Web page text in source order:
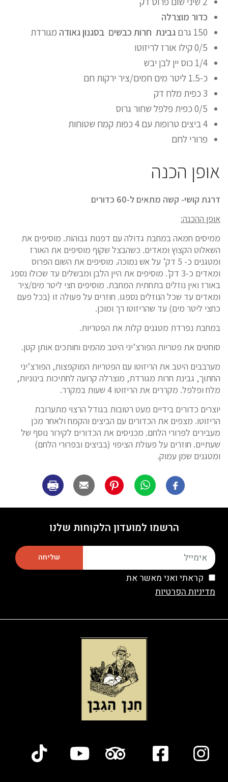
כדור מוצרלה
150 גרם
גבינת חרות כבשים בסגנון גאודה מגורדת
0/5 קילו אורז לריזוטו
1/4 כוס יין לבן יבש
כ-1.5 ליטר מים חמים/ציר ירקות חם
3 כפית מלח דק
0/5 כפית פלפל שחור גרוס
4 ביצים טרופות עם 4 כפות קמח שטוחות
פרורי לחם
אופן הכנה
דרגת קושי- קשה מתאים ל-60 כדורים
אופן ההכנה:
ממיסים חמאה במחבת גדולה עם דפנות גבוהות. מוסיפים את
השאלוט הקצוץ ומאדים. כשהבצל שקוף מוסיפים את האורז
ומטגנים כ- 5 דק’ על אש נמוכה. מוסיפים את השום הפרוס
ומאדים כ-3 דק’. מוסיפים את היין הלבן ומבשלים עד שכולו נספג
באורז ואין נוזלים בתחתית המחבת. מוסיפים חצי ליטר מים/ציר
ומאדים עד שכל הנוזלים נספגו. חוזרים על פעולה זו (בכל פעם
כחצי ליטר מים) עד שהריזוטו רך ומוכן.
במחבת נפרדת מטגנים קלות את הפטריות.
סוחטים את פטריות הפורצ’יני היטב מהמים וחותכים אותן קטן.
מערבבים היטב את הריזוטו עם הפטריות המוקפצות, הפורצ’יני
החתוך, גבינת חרות מגורדת, מוצרלה קרועה לחתיכות בינוניות,
מלח ופלפל. מקררים את הריזוטו 4 שעות במקרר.
יוצרים כדורים בידיים מעט רטובות בגודל הרצוי מתערובת
הריזוטו. מצפים את הכדורים עם הביצים והקמח ולאחר מכן
מעבירים לפרורי הלחם. מכניסים את הכדורים לקירור נוסף של
שעתיים. חוזרים על פעולת הציפוי (בביצים ובפרורי הלחם)
ומטגנים שמן עמוק.
הרשמו למועדון הלקוחות שלנו
קראתי ואני מאשר את
מדיניות הפרטיות
שליחה